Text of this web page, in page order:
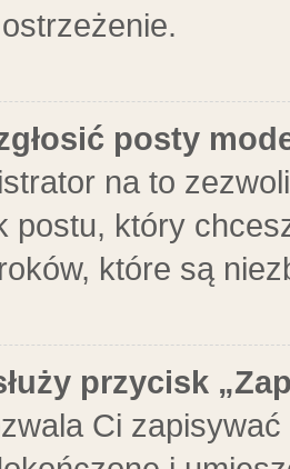
posty
na to
postu, który
które są
przycisk
Ci